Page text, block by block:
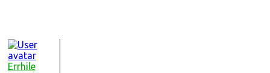
Errhile